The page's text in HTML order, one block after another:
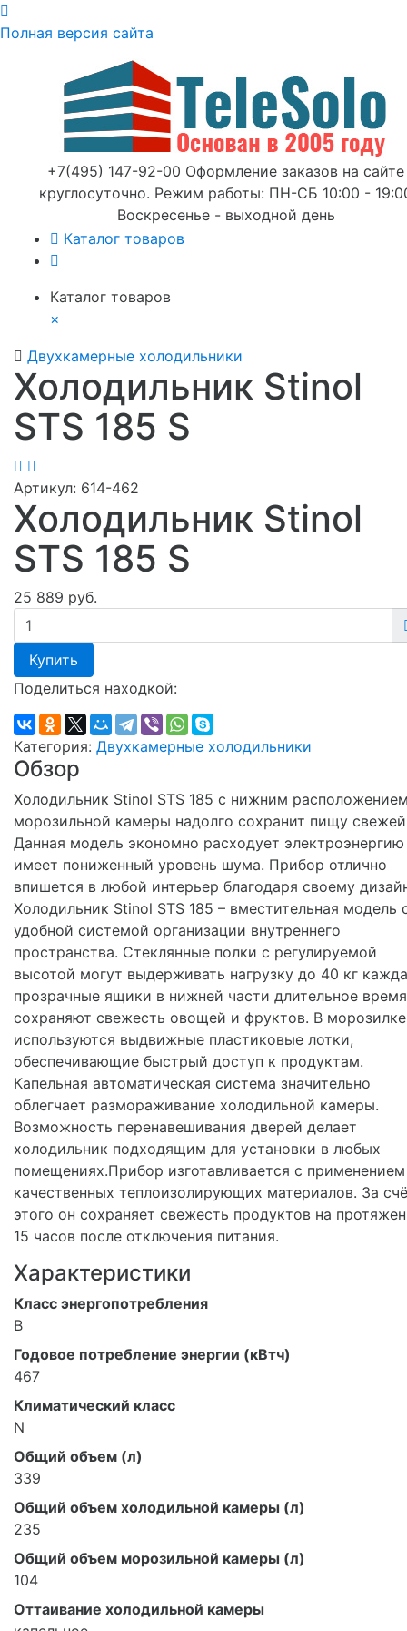
Полная версия сайта
+7(495) 147-92-00 Оформление заказов на сайте
круглосуточно. Режим работы: ПН-СБ 10:00 -
Воскресенье - выходной день
Каталог товаров
Каталог товаров
×
Двухкамерные холодильники
Холодильник Stinol
STS 185 S
Артикул: 614-462
Холодильник Stinol
STS 185 S
25 889 руб.
Купить
Поделиться находкой:
Категория: Двухкамерные холодильники
Обзор
Холодильник Stinol STS 185 с нижним
морозильной камеры надолго сохранит пищу
Данная модель экономно расходует
имеет пониженный уровень шума. Прибор отлично
впишется в любой интерьер благодаря своему
Холодильник Stinol STS 185 – вместительная модель
удобной системой организации внутреннего
пространства. Стеклянные полки с регулируемой
высотой могут выдерживать нагрузку до 40 кг
прозрачные ящики в нижней части длительное время
сохраняют свежесть овощей и фруктов. В морозилке
используются выдвижные пластиковые лотки,
обеспечивающие быстрый доступ к продуктам.
Капельная автоматическая система значительно
облегчает размораживание холодильной камеры.
Возможность перенавешивания дверей делает
холодильник подходящим для установки в любых
помещениях.Прибор изготавливается с применением
качественных теплоизолирующих материалов. За
этого он сохраняет свежесть продуктов на
15 часов после отключения питания.
Характеристики
Класс энергопотребления
B
Годовое потребление энергии (кВтч)
467
Климатический класс
N
Общий объем (л)
339
Общий объем холодильной камеры (л)
235
Общий объем морозильной камеры (л)
104
Оттаивание холодильной камеры